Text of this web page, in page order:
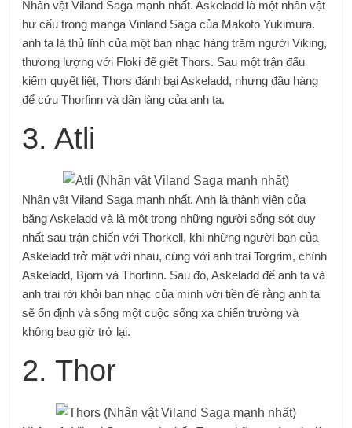
Nhân vật Viland Saga mạnh nhất. Askeladd là một nhân vật
hư cấu trong manga Vinland Saga của Makoto Yukimura.
anh ta là thủ lĩnh của một ban nhạc hàng trăm người Viking,
thương lượng với Floki để giết Thors. Sau một trận đấu
kiếm quyết liệt, Thors đánh bại Askeladd, nhưng đầu hàng
để cứu Thorfinn và dân làng của anh ta.
3. Atli
Nhân vật Viland Saga mạnh nhất. Anh là thành viên của
băng Askeladd và là một trong những người sống sót duy
nhất sau trận chiến với Thorkell, khi những người bạn của
Askeladd trở mặt với nhau, cùng với anh trai Torgrim, chính
Askeladd, Bjorn và Thorfinn. Sau đó, Askeladd để anh ta và
anh trai rời khỏi ban nhạc của mình với tiền đề rằng anh ta
sẽ ổn định và sống một cuộc sống xa chiến trường và
không bao giờ trở lại.
2. Thor